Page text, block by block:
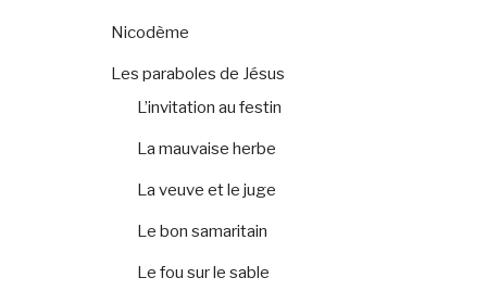
Nicodème
Les paraboles de Jésus
L’invitation au festin
La mauvaise herbe
La veuve et le juge
Le bon samaritain
Le fou sur le sable